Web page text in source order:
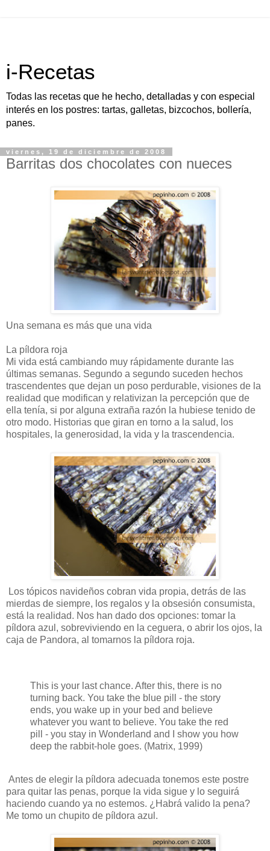
i-Recetas
Todas las recetas que he hecho, detalladas y con especial
interés en los postres: tartas, galletas, bizcochos, bollería,
panes.
viernes, 19 de diciembre de 2008
Barritas dos chocolates con nueces
Una semana es más que una vida
La píldora roja
Mi vida está cambiando muy rápidamente durante las
últimas semanas. Segundo a segundo suceden hechos
trascendentes que dejan un poso perdurable, visiones de la
realidad que modifican y relativizan la percepción que de
ella tenía, si por alguna extraña razón la hubiese tenido de
otro modo. Historias que giran en torno a la salud, los
hospitales, la generosidad, la vida y la trascendencia.
Los tópicos navideños cobran vida propia, detrás de las
mierdas de siempre, los regalos y la obsesión consumista,
está la realidad. Nos han dado dos opciones: tomar la
píldora azul, sobreviviendo en la ceguera, o abrir los ojos, la
caja de Pandora, al tomarnos la píldora roja.
This is your last chance. After this, there is no
turning back. You take the blue pill - the story
ends, you wake up in your bed and believe
whatever you want to believe. You take the red
pill - you stay in Wonderland and I show you how
deep the rabbit-hole goes. (Matrix, 1999)
Antes de elegir la píldora adecuada tonemos este postre
para quitar las penas, porque la vida sigue y lo seguirá
haciendo cuando ya no estemos. ¿Habrá valido la pena?
Me tomo un chupito de píldora azul.